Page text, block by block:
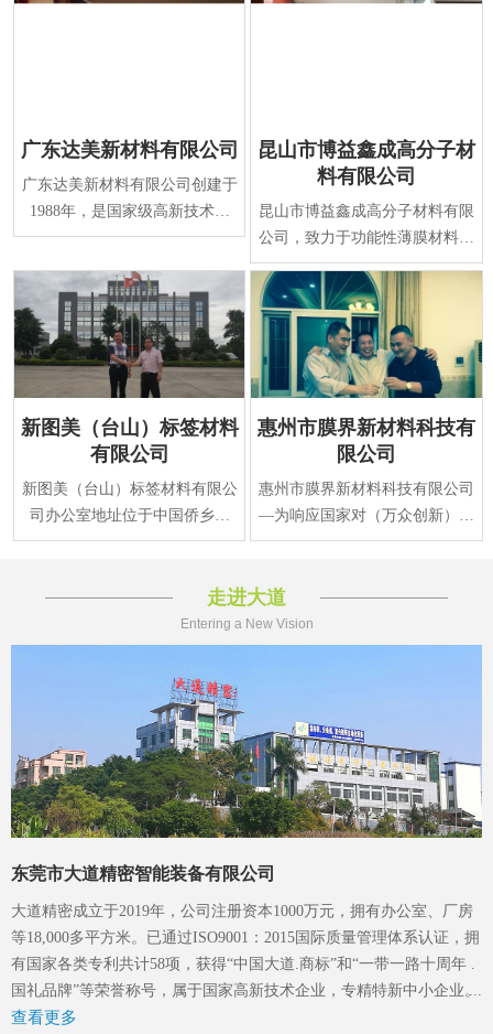
广东达美新材料有限公司
广东达美新材料有限公司创建于
1988年，是国家级高新技术企
业，专业研发、生产表面保护系
昆山市博益鑫成高分子材
料有限公司
昆山市博益鑫成高分子材料有限
公司，致力于功能性薄膜材料及
涂覆技术的研发与生产，是国家
火炬计划重点高新
新图美（台山）标签材料
有限公司
新图美（台山）标签材料有限公
司办公室地址位于中国侨乡江
门，江门 台山市水步镇福安东
惠州市膜界新材料科技有
限公司
惠州市膜界新材料科技有限公司
—为响应国家对（万众创新）新
材料产业规划要求，在2015年正
走进大道
Entering a New Vision
东莞市大道精密智能装备有限公司
大道精密成立于2019年，公司注册资本1000万元，拥有办公室、厂房
等18,000多平方米。已通过ISO9001：2015国际质量管理体系认证，拥
有国家各类专利共计58项，获得“中国大道.商标”和“一带一路十周年 .
国礼品牌”等荣誉称号，属于国家高新技术企业，专精特新中小企业。
2023年4月成立了“东莞市大道精密智能装备有限公司关心下一代工作
查看更多